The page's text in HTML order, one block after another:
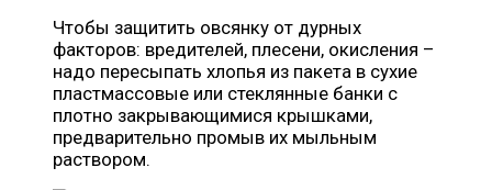
Чтобы защитить овсянку от дурных
факторов: вредителей, плесени, окисления –
надо пересыпать хлопья из пакета в сухие
пластмассовые или стеклянные банки с
плотно закрывающимися крышками,
предварительно промыв их мыльным
раствором.